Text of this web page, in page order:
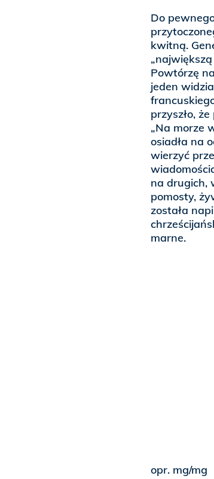
Do
kwitną.
Powtórzę
jeden
przyszło,
„Na morze
osiadła na
wierzyć
na drugich,
pomosty,
została
marne.
opr. mg/mg